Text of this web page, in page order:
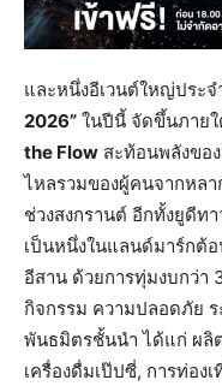
และหนึ่งอีเวนต์ใหญ่ประจ
2026” ในปีนี้ จัดขึ้นภาย
the Flow สะท้อนพลังขอ
ไหลรวมของผู้คนจากหล
ช่วงสงกรานต์ อีกทั้งยูดีท
เป็นหนึ่งในแลนด์มาร์กต้
อีสาน ด้วยการทุ่มงบกว่
กิจกรรม ความปลอดภัย
พันธมิตรชั้นนำ ได้แก่ ผ
เครื่องดื่มเป๊ปซี่, การท่อง